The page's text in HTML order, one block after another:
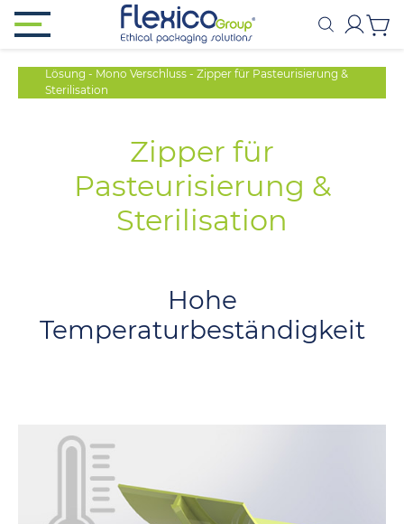
Lösung - Mono Verschluss - Zipper für Pasteurisierung &
Sterilisation
Zipper für
Pasteurisierung &
Sterilisation
Hohe
Temperaturbeständigkeit